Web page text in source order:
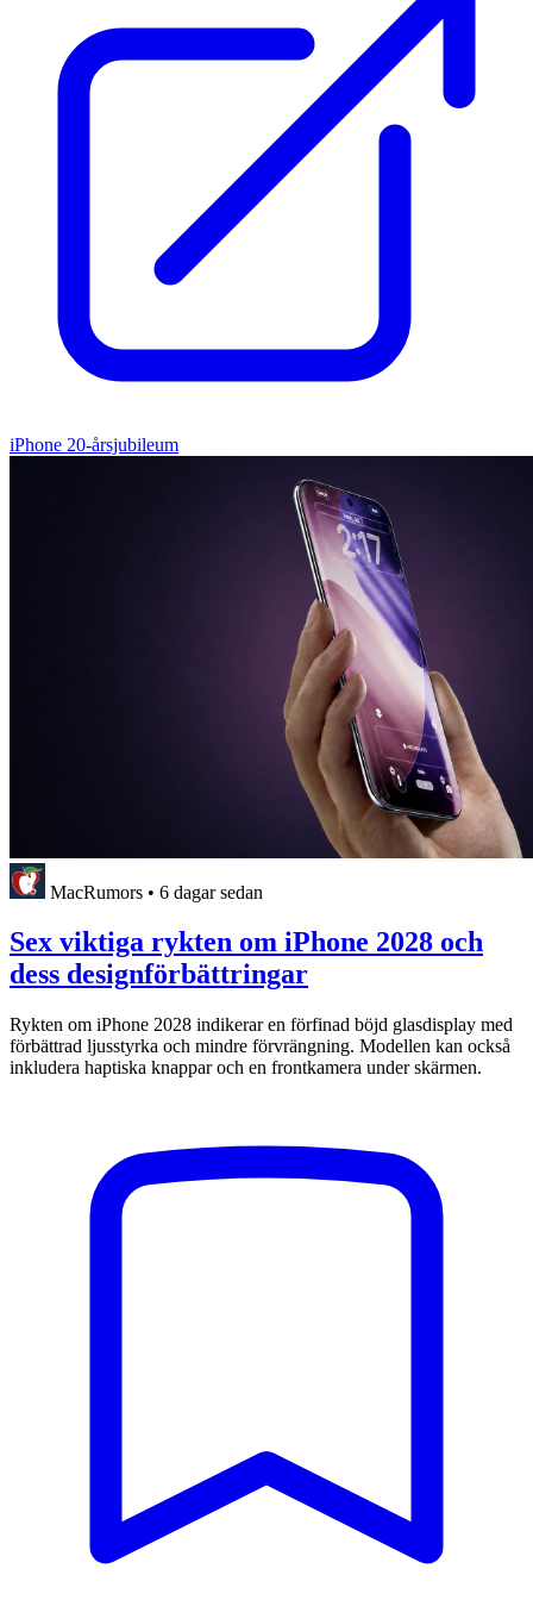
iPhone 20-årsjubileum
MacRumors • 6 dagar sedan
Sex viktiga rykten om iPhone 2028 och
dess designförbättringar
Rykten om iPhone 2028 indikerar en förfinad böjd glasdisplay med
förbättrad ljusstyrka och mindre förvrängning. Modellen kan också
inkludera haptiska knappar och en frontkamera under skärmen.